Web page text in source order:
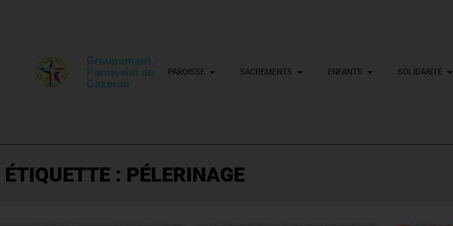
Groupement
Paroissial de
Gazeran
PAROISSE SACREMENTS ENFANTS SOLIDARITÉ
ÉTIQUETTE : PÉLERINAGE